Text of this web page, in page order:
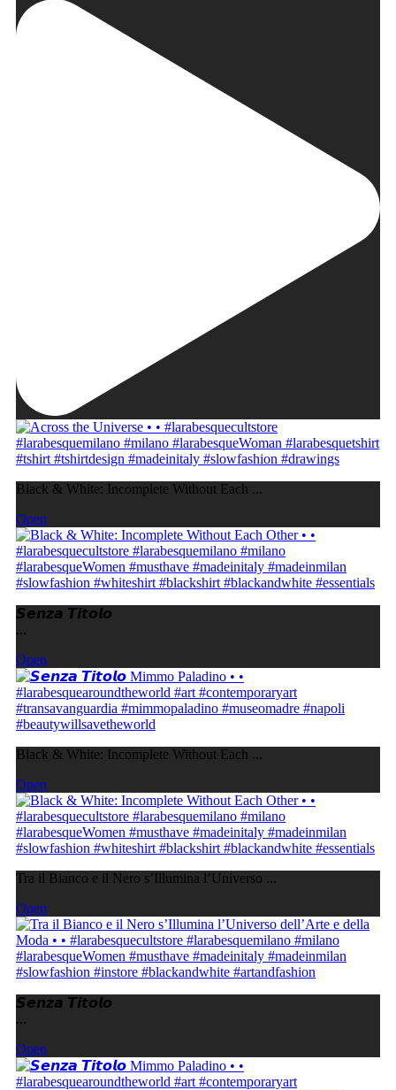
Black & White: Incomplete Without Each ...
Open
𝙎𝙚𝙣𝙯𝙖 𝙏𝙞𝙩𝙤𝙡𝙤
...
Open
Black & White: Incomplete Without Each ...
Open
Tra il Bianco e il Nero s’Illumina l’Universo ...
Open
𝙎𝙚𝙣𝙯𝙖 𝙏𝙞𝙩𝙤𝙡𝙤
...
Open